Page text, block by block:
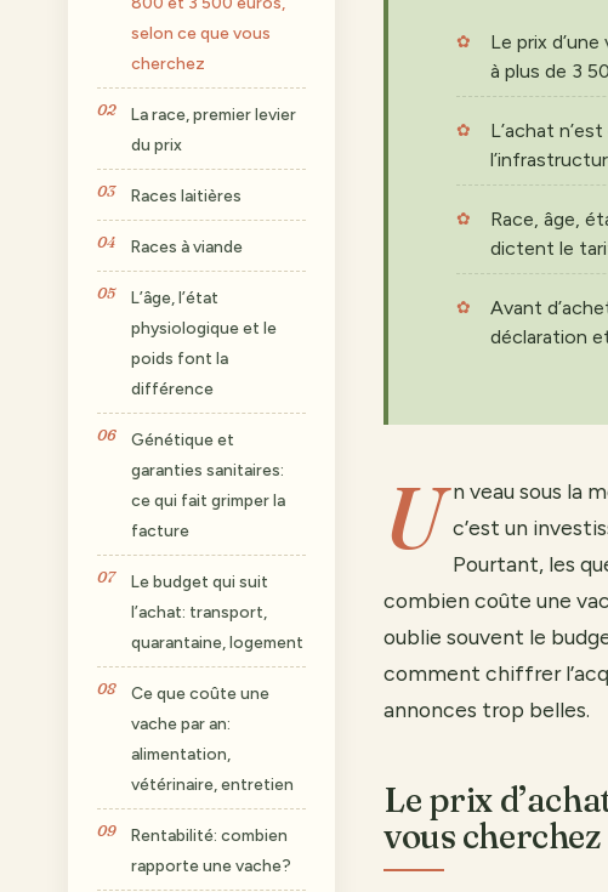
selon ce que vous
cherchez
La race, premier levier
du prix
Races laitières
Races à viande
L’âge, l’état
physiologique et le
poids font la
différence
Génétique et
garanties sanitaires:
ce qui fait grimper la
facture
Le budget qui suit
l’achat: transport,
quarantaine, logement
Ce que coûte une
vache par an:
alimentation,
vétérinaire, entretien
Rentabilité: combien
rapporte une vache?
Le prix
à plus de 3
L’achat
Race, âge,
dictent le
Avant
déclaration
U n veau sous la
c’est un
Pourtant, les
combien coûte une
oublie souvent le
comment chiffrer
annonces trop belles.
Le prix
vous cherchez